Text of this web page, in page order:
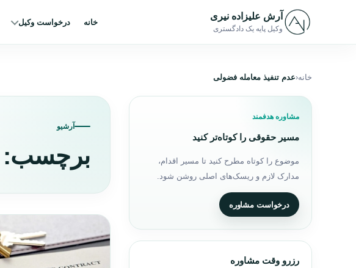
پرش به محتوا
آرش علیزاده نیری
وکیل پایه یک دادگستری
خانه درخواست وکیل
خانه عدم تنفیذ معامله فضولی
آرشیو
برچسب:
مشاوره هدفمند
مسیر حقوقی را کوتاه‌تر کنید
موضوع را کوتاه مطرح کنید تا مسیر اقدام،
مدارک لازم و ریسک‌های اصلی روشن شود.
درخواست مشاوره
رزرو وقت مشاوره